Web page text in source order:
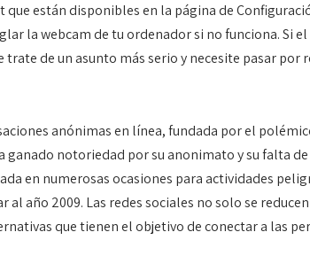
están disponibles en la página de
la webcam de tu ordenador si no funciona. Si
de un asunto más serio y necesite pasar por
anónimas en línea, fundada por el
ganado notoriedad por su anonimato y su falta
en numerosas ocasiones para actividades
año 2009. Las redes sociales no solo se reducen
que tienen el objetivo de conectar a las